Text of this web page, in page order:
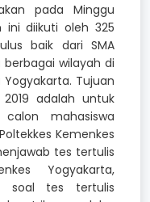
pada Minggu
ini diikuti oleh 325
baik dari SMA
berbagai wilayah di
Tujuan
adalah untuk
mahasiswa
Kemenkes
tes tertulis
Yogyakarta,
soal tes tertulis